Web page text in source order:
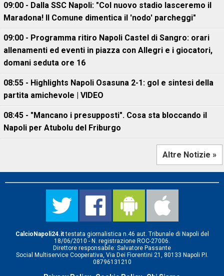
09:00 - Dalla SSC Napoli: "Col nuovo stadio lasceremo il
Maradona! Il Comune dimentica il 'nodo' parcheggi"
09:00 - Programma ritiro Napoli Castel di Sangro: orari
allenamenti ed eventi in piazza con Allegri e i giocatori,
domani seduta ore 16
08:55 - Highlights Napoli Osasuna 2-1: gol e sintesi della
partita amichevole | VIDEO
08:45 - "Mancano i presupposti". Cosa sta bloccando il
Napoli per Atubolu del Friburgo
Altre Notizie »
CalcioNapoli24.ittestata giornalistica n.46 aut. Tribunale di Napoli del
18/06/2010 - N. registrazione ROC-27006.
Direttore responsabile: Salvatore Passante
Social Multiservice Cooperativa, Via Dei Fiorentini 21, 80133 Napoli P.I.
08796131210